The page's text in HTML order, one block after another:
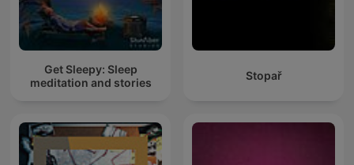
Get Sleepy: Sleep
meditation and stories
Stopař